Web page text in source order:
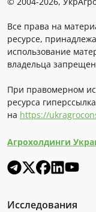
Все права на
ресурсе,
использование
владельца
При правомерном
ресурса гиперссылка
на https://
Агрохолдинги
Исследования